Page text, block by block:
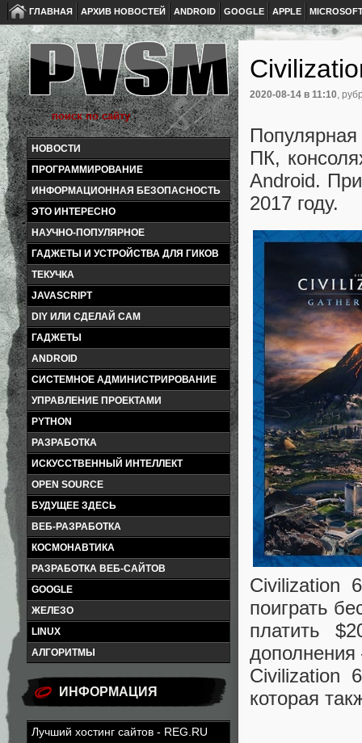
ГЛАВНАЯ АРХИВ НОВОСТЕЙ ANDROID GOOGLE APPLE
НОВОСТИ
ПРОГРАММИРОВАНИЕ
ИНФОРМАЦИОННАЯ БЕЗОПАСНОСТЬ
ЭТО ИНТЕРЕСНО
НАУЧНО-ПОПУЛЯРНОЕ
ГАДЖЕТЫ И УСТРОЙСТВА ДЛЯ ГИКОВ
ТЕКУЧКА
JAVASCRIPT
DIY ИЛИ СДЕЛАЙ САМ
ГАДЖЕТЫ
ANDROID
СИСТЕМНОЕ АДМИНИСТРИРОВАНИЕ
УПРАВЛЕНИЕ ПРОЕКТАМИ
PYTHON
РАЗРАБОТКА
ИСКУССТВЕННЫЙ ИНТЕЛЛЕКТ
OPEN SOURCE
БУДУЩЕЕ ЗДЕСЬ
ВЕБ-РАЗРАБОТКА
КОСМОНАВТИКА
РАЗРАБОТКА ВЕБ-САЙТОВ
GOOGLE
ЖЕЛЕЗО
LINUX
АЛГОРИТМЫ
ИНФОРМАЦИЯ
Лучший хостинг сайтов - REG.RU
2020-08-14 в 11:10,
ПК,
Android.
2017 году.
Civilization
поиграть
платить
Civilization
которая